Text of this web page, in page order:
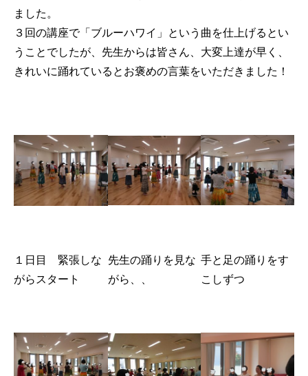
ました。
３回の講座で「ブルーハワイ」という曲を仕上げるとい
うことでしたが、先生からは皆さん、大変上達が早く、
きれいに踊れているとお褒めの言葉をいただきました！
１日目 緊張しな
がらスタート
先生の踊りを見な
がら、、
手と足の踊りをす
こしずつ